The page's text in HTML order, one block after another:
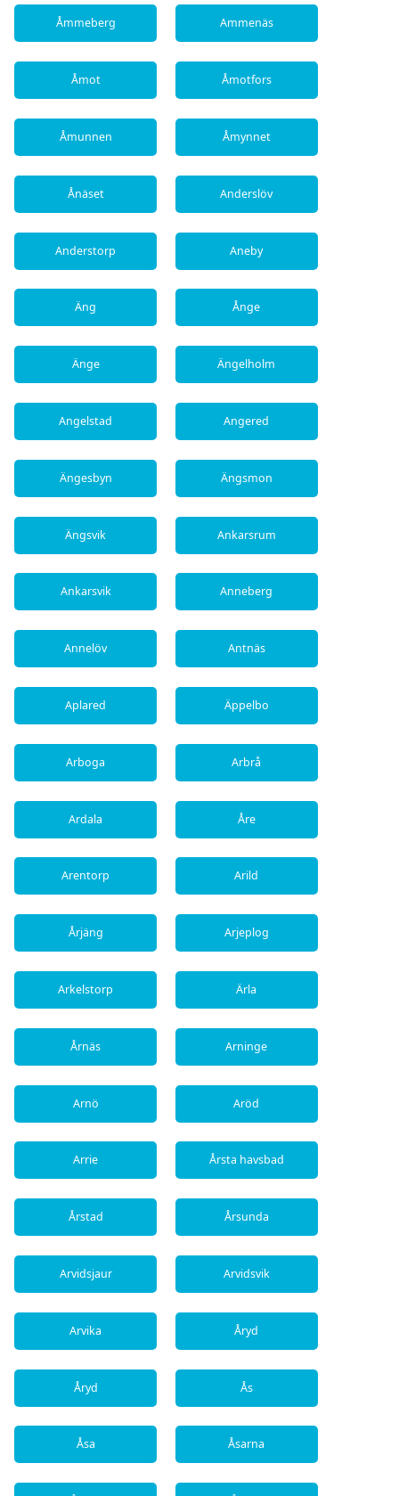
Åmmeberg Ammenäs
Åmot Åmotfors
Åmunnen Åmynnet
Ånäset Anderslöv
Anderstorp Aneby
Äng Ånge
Änge Ängelholm
Angelstad Angered
Ängesbyn Ängsmon
Ängsvik Ankarsrum
Ankarsvik Anneberg
Annelöv Antnäs
Aplared Äppelbo
Arboga Arbrå
Ardala Åre
Arentorp Arild
Årjäng Arjeplog
Arkelstorp Ärla
Årnäs Arninge
Arnö Aröd
Arrie Årsta havsbad
Årstad Årsunda
Arvidsjaur Arvidsvik
Arvika Åryd
Åryd Ås
Åsa Åsarna